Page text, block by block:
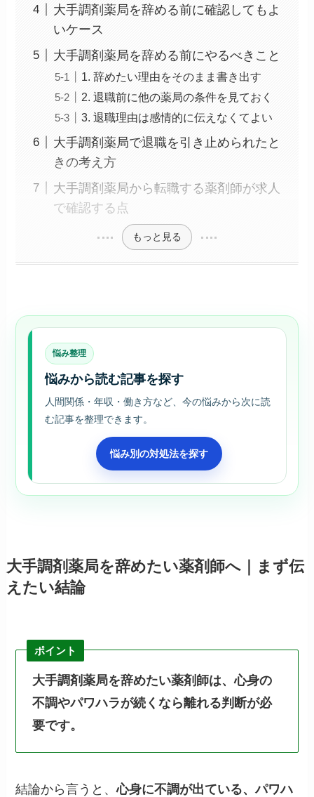
大手調剤薬局を辞める前に確認してもよ
いケース
大手調剤薬局を辞める前にやるべきこと
1. 辞めたい理由をそのまま書き出す
2. 退職前に他の薬局の条件を見ておく
3. 退職理由は感情的に伝えなくてよい
大手調剤薬局で退職を引き止められたと
きの考え方
大手調剤薬局から転職する薬剤師が求人
で確認する点
もっと見る
悩み整理
悩みから読む記事を探す
人間関係・年収・働き方など、今の悩みから次に読
む記事を整理できます。
悩み別の対処法を探す
大手調剤薬局を辞めたい薬剤師へ｜まず伝
えたい結論
ポイント
大手調剤薬局を辞めたい薬剤師は、心身の
不調やパワハラが続くなら離れる判断が必
要です。
結論から言うと、心身に不調が出ている、パワハ